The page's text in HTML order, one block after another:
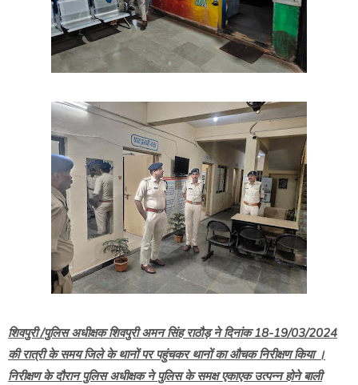
शिवपुरी /पुलिस अधीक्षक शिवपुरी अमन सिंह राठौड़ ने दिनांक 18-19/03/2024
की रात्री के समय जिले के थानों पर पहुंचकर थानों का औचक निरीक्षण किया ।
निरीक्षण के दौरान पुलिस अधीक्षक ने पुलिस के समक्ष एकाएक उत्पन्न होने बाली